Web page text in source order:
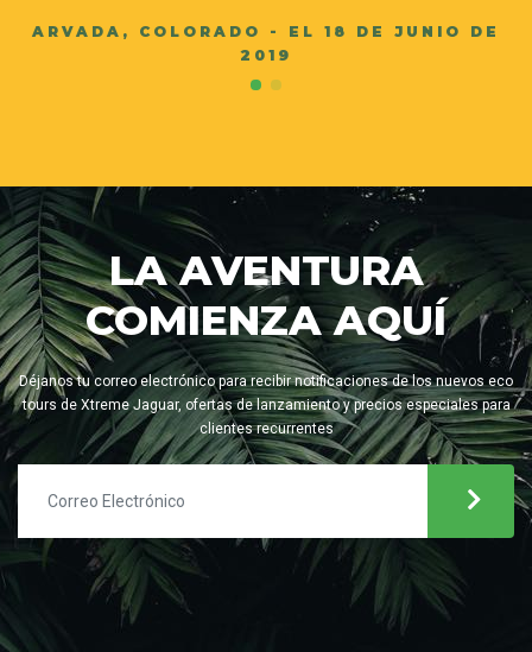
ARVADA, COLORADO - EL 18 DE JUNIO DE
2019
LA AVENTURA
COMIENZA AQUÍ
Déjanos tu correo electrónico para recibir notificaciones de los nuevos eco
tours de Xtreme Jaguar, ofertas de lanzamiento y precios especiales para
clientes recurrentes